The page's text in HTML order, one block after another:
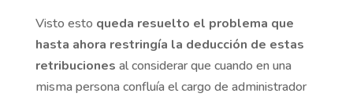
Visto esto queda resuelto el problema que
hasta ahora restringía la deducción de estas
retribuciones al considerar que cuando en una
misma persona confluía el cargo de administrador